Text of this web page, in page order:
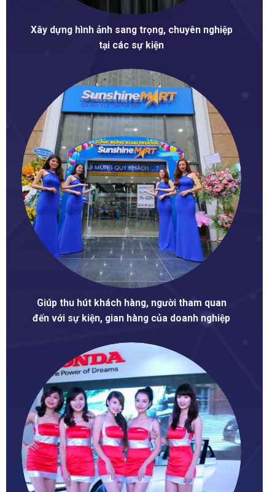
Xây dựng hình ảnh sang trọng, chuyên nghiệp
tại các sự kiện
Giúp thu hút khách hàng, người tham quan
đến với sự kiện, gian hàng của doanh nghiệp